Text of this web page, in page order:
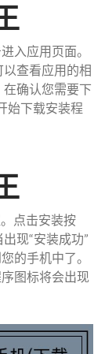
入应用页面。
查看应用的相
确认您需要下
始下载安装程
点击安装按
现“安装成功”
的手机中了。
图标将会出现